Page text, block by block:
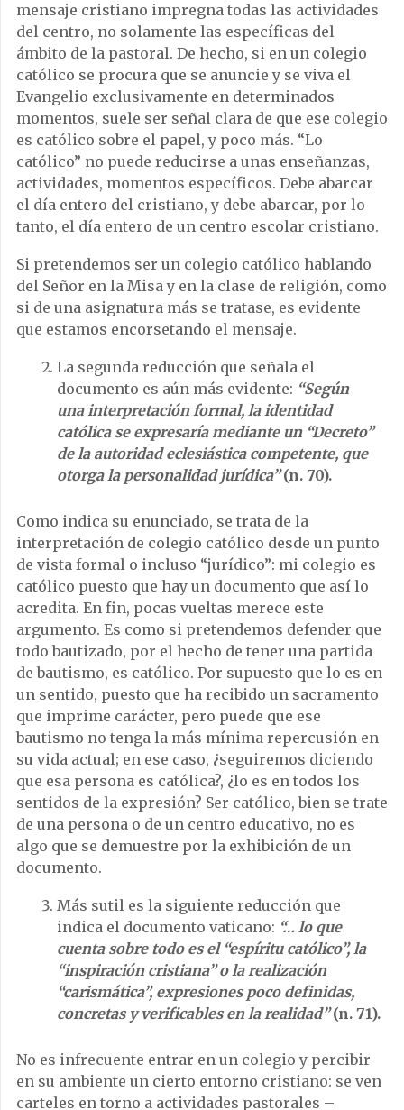
mensaje cristiano impregna todas las actividades
del centro, no solamente las específicas del
ámbito de la pastoral. De hecho, si en un colegio
católico se procura que se anuncie y se viva el
Evangelio exclusivamente en determinados
momentos, suele ser señal clara de que ese colegio
es católico sobre el papel, y poco más. “Lo
católico” no puede reducirse a unas enseñanzas,
actividades, momentos específicos. Debe abarcar
el día entero del cristiano, y debe abarcar, por lo
tanto, el día entero de un centro escolar cristiano.
Si pretendemos ser un colegio católico hablando
del Señor en la Misa y en la clase de religión, como
si de una asignatura más se tratase, es evidente
que estamos encorsetando el mensaje.
La segunda reducción que señala el
documento es aún más evidente: “Según
una interpretación formal, la identidad
católica se expresaría mediante un “Decreto”
de la autoridad eclesiástica competente, que
otorga la personalidad jurídica”(n. 70).
Como indica su enunciado, se trata de la
interpretación de colegio católico desde un punto
de vista formal o incluso “jurídico”: mi colegio es
católico puesto que hay un documento que así lo
acredita. En fin, pocas vueltas merece este
argumento. Es como si pretendemos defender que
todo bautizado, por el hecho de tener una partida
de bautismo, es católico. Por supuesto que lo es en
un sentido, puesto que ha recibido un sacramento
que imprime carácter, pero puede que ese
bautismo no tenga la más mínima repercusión en
su vida actual; en ese caso, ¿seguiremos diciendo
que esa persona es católica?, ¿lo es en todos los
sentidos de la expresión? Ser católico, bien se trate
de una persona o de un centro educativo, no es
algo que se demuestre por la exhibición de un
documento.
Más sutil es la siguiente reducción que
indica el documento vaticano: “… lo que
cuenta sobre todo es el “espíritu católico”, la
“inspiración cristiana” o la realización
“carismática”, expresiones poco definidas,
concretas y verificables en la realidad”(n. 71).
No es infrecuente entrar en un colegio y percibir
en su ambiente un cierto entorno cristiano: se ven
carteles en torno a actividades pastorales –